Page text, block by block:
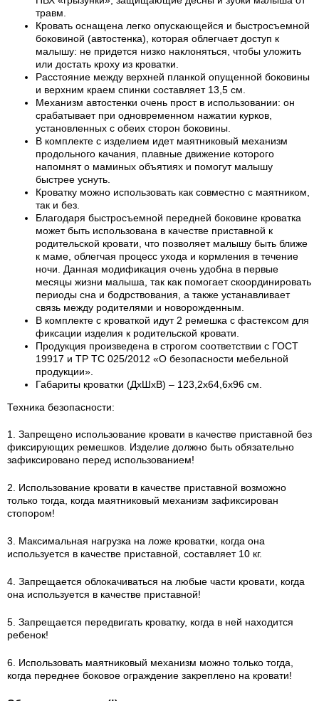
травм.
Кровать оснащена легко опускающейся и быстросъемной
боковиной (автостенка), которая облегчает доступ к
малышу: не придется низко наклоняться, чтобы уложить
или достать кроху из кроватки.
Расстояние между верхней планкой опущенной боковины
и верхним краем спинки составляет 13,5 см.
Механизм автостенки очень прост в использовании: он
срабатывает при одновременном нажатии курков,
установленных с обеих сторон боковины.
В комплекте с изделием идет маятниковый механизм
продольного качания, плавные движение которого
напомнят о маминых объятиях и помогут малышу
быстрее уснуть.
Кроватку можно использовать как совместно с маятником,
так и без.
Благодаря быстросъемной передней боковине кроватка
может быть использована в качестве приставной к
родительской кровати, что позволяет малышу быть ближе
к маме, облегчая процесс ухода и кормления в течение
ночи. Данная модификация очень удобна в первые
месяцы жизни малыша, так как помогает скоординировать
периоды сна и бодрствования, а также устанавливает
связь между родителями и новорожденным.
В комплекте с кроваткой идут 2 ремешка с фастексом для
фиксации изделия к родительской кровати.
Продукция произведена в строгом соответствии с ГОСТ
19917 и ТР ТС 025/2012 «О безопасности мебельной
продукции».
Габариты кроватки (ДхШхВ) – 123,2х64,6х96 см.
Техника безопасности:
1. Запрещено использование кровати в качестве приставной без
фиксирующих ремешков. Изделие должно быть обязательно
зафиксировано перед использованием!
2. Использование кровати в качестве приставной возможно
только тогда, когда маятниковый механизм зафиксирован
стопором!
3. Максимальная нагрузка на ложе кроватки, когда она
используется в качестве приставной, составляет 10 кг.
4. Запрещается облокачиваться на любые части кровати, когда
она используется в качестве приставной!
5. Запрещается передвигать кроватку, когда в ней находится
ребенок!
6. Использовать маятниковый механизм можно только тогда,
когда переднее боковое ограждение закреплено на кровати!